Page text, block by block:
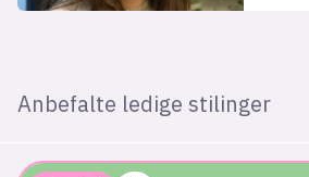
Anbefalte ledige stilinger